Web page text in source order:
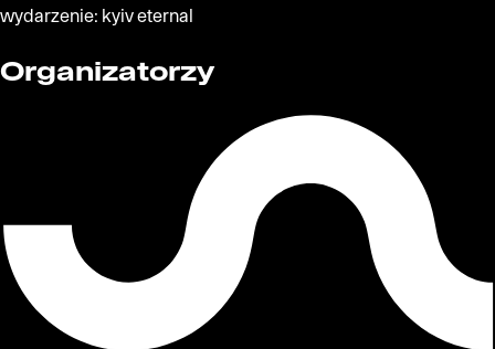
wydarzenie: kyiv eternal
Organizatorzy